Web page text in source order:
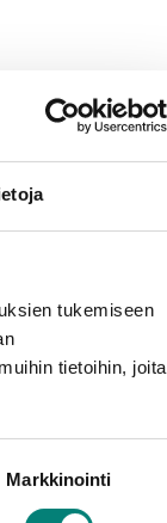
tukemiseen
tietoihin, joita
Markkinointi
paikassa ja